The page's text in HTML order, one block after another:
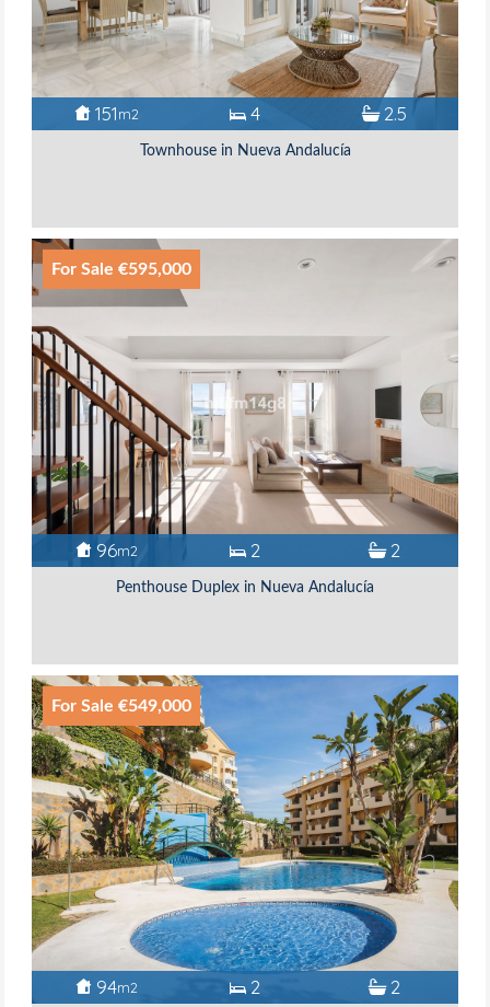
151m2 4 2.5
Townhouse in Nueva Andalucía
For Sale €595,000
96m2 2 2
Penthouse Duplex in Nueva Andalucía
For Sale €549,000
94m2 2 2